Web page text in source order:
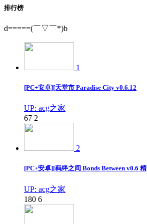
排行榜
d=====(￣▽￣*)b
1
[PC+安卓][天堂市 Paradise City v0.6.12
UP: acg之家
67 2
2
[PC+安卓][羁绊之间 Bonds Between v0.6 精
UP: acg之家
180 6